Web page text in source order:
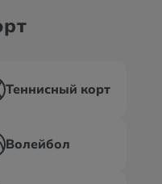
Теннисный корт
Волейбол